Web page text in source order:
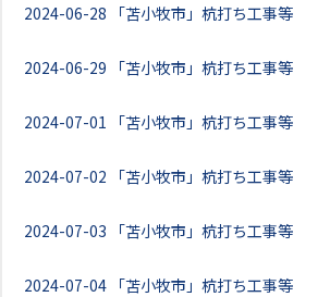
2024-06-28 「苫小牧市」杭打ち工事等
2024-06-29 「苫小牧市」杭打ち工事等
2024-07-01 「苫小牧市」杭打ち工事等
2024-07-02 「苫小牧市」杭打ち工事等
2024-07-03 「苫小牧市」杭打ち工事等
2024-07-04 「苫小牧市」杭打ち工事等